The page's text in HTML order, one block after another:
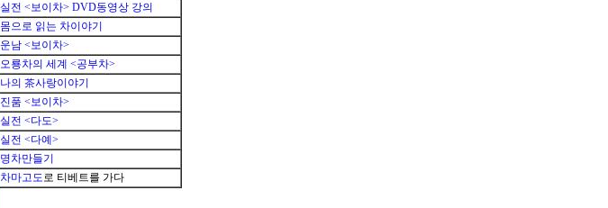
실전 <보이차> DVD동영상 강의
몸으로 읽는 차이야기
운남 <보이차>
오룡차의 세계 <공부차>
나의 茶사랑이야기
진품 <보이차>
실전 <다도>
실전 <다예>
명차만들기
차마고도로 티베트를 가다